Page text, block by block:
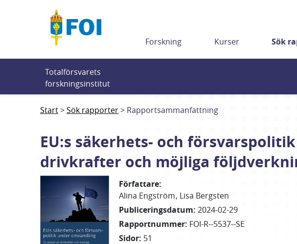
Forskning Kurser Sök
Totalförsvarets
forskningsinstitut
Start Sök rapporter Rapportsammanfattning
EU:s säkerhets- och
drivkrafter och möjliga
Författare:
Alina Engström Lisa Bergsten
Publiceringsdatum: 2024-02-29
Rapportnummer: FOI-R--5537--SE
Sidor: 51